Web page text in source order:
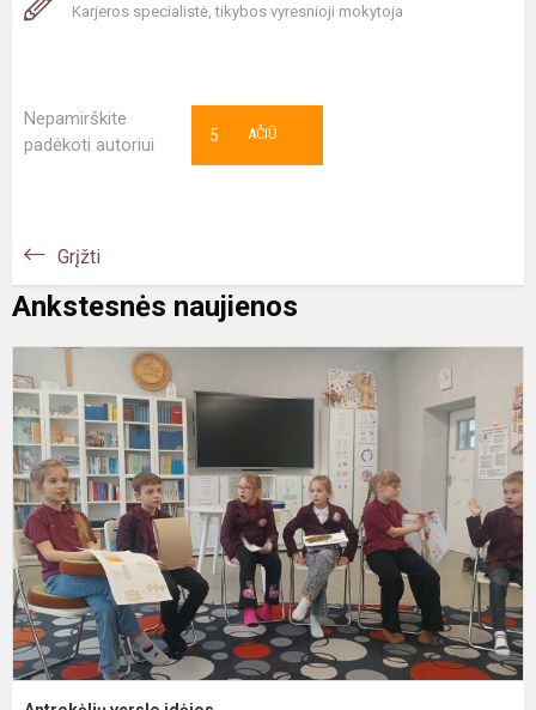
Karjeros specialistė, tikybos vyresnioji mokytoja
Nepamirškite
padėkoti autoriui
AČIŪ
5
Grįžti
Ankstesnės naujienos